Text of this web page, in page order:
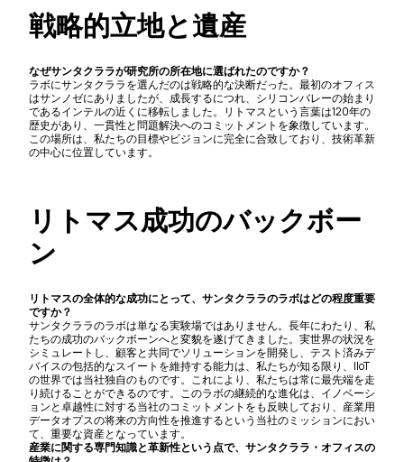
戦略的立地と遺産
なぜサンタクララが研究所の所在地に選ばれたのですか？
ラボにサンタクララを選んだのは戦略的な決断だった。最初のオフィス
はサンノゼにありましたが、成長するにつれ、シリコンバレーの始まり
であるインテルの近くに移転しました。リトマスという言葉は120年の
歴史があり、一貫性と問題解決へのコミットメントを象徴しています。
この場所は、私たちの目標やビジョンに完全に合致しており、技術革新
の中心に位置しています。
リトマス成功のバックボー
ン
リトマスの全体的な成功にとって、サンタクララのラボはどの程度重要
ですか？
サンタクララのラボは単なる実験場ではありません。長年にわたり、私
たちの成功のバックボーンへと変貌を遂げてきました。実世界の状況を
シミュレートし、顧客と共同でソリューションを開発し、テスト済みデ
バイスの包括的なスイートを維持する能力は、私たちが知る限り、IIoT
の世界では当社独自のものです。これにより、私たちは常に最先端を走
り続けることができるのです。このラボの継続的な進化は、イノベーシ
ョンと卓越性に対する当社のコミットメントをも反映しており、産業用
データオプスの将来の方向性を推進するという当社のミッションにおい
て、重要な資産となっています。
産業に関する専門知識と革新性という点で、サンタクララ・オフィスの